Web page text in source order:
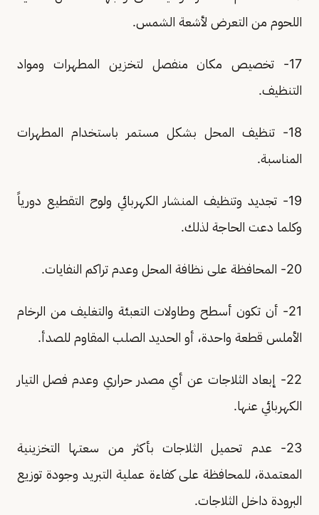
اللحوم من التعرض لأشعة الشمس.
17- تخصيص مكان منفصل لتخزين المطهرات ومواد
التنظيف.
18- تنظيف المحل بشكل مستمر باستخدام المطهرات
المناسبة.
19- تجديد وتنظيف المنشار الكهربائي ولوح التقطيع دورياً
وكلما دعت الحاجة لذلك.
20- المحافظة على نظافة المحل وعدم تراكم النفايات.
21- أن تكون أسطح وطاولات التعبئة والتغليف من الرخام
الأملس قطعة واحدة، أو الحديد الصلب المقاوم للصدأ.
22- إبعاد الثلاجات عن أي مصدر حراري وعدم فصل التيار
الكهربائي عنها.
23- عدم تحميل الثلاجات بأكثر من سعتها التخزينية
المعتمدة، للمحافظة على كفاءة عملية التبريد وجودة توزيع
البرودة داخل الثلاجات.